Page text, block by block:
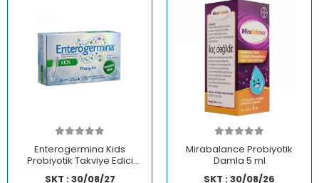
Enterogermina Kids
Probiyotik Takviye Edici
Gıda 30 Flakon
SKT : 30/08/27
Mirabalance Probiyotik
Damla 5 ml
SKT : 30/08/26